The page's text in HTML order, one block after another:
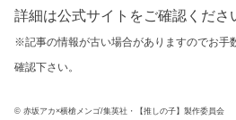
詳細は公式サイトをご確認くださ
※記事の情報が古い場合がありますのでお手
確認下さい。
© 赤坂アカ×横槍メンゴ/集英社・【推しの子】製作委員会